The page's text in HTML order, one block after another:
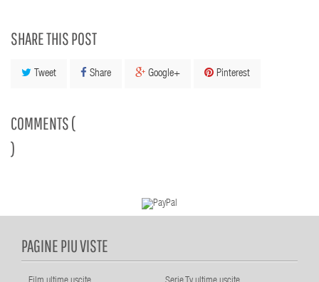
SHARE THIS POST
Tweet Share Google+ Pinterest
COMMENTS (
)
PAGINE PIU VISTE